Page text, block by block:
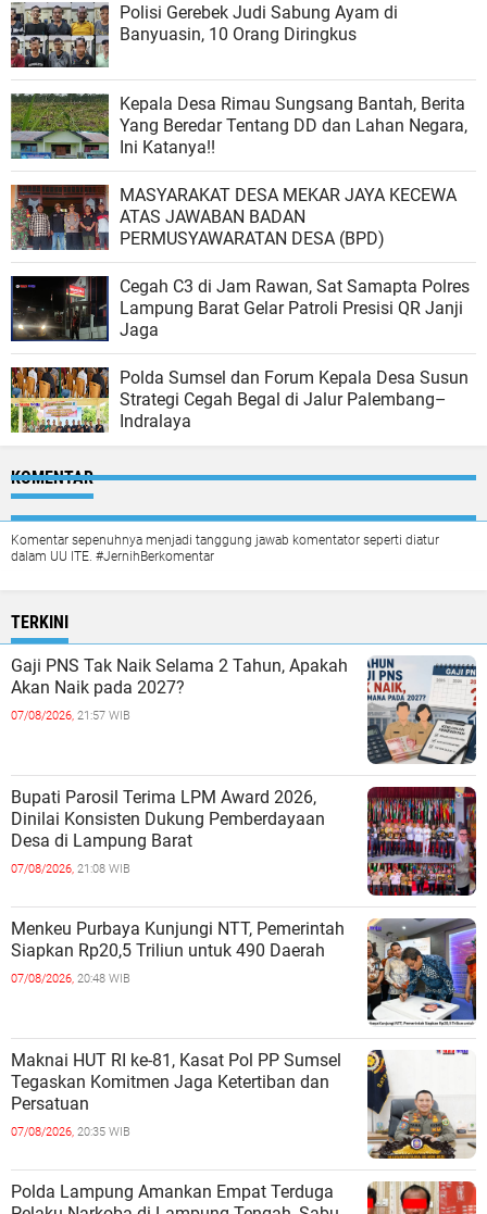
Polisi Gerebek Judi Sabung Ayam di
Banyuasin, 10 Orang Diringkus
Kepala Desa Rimau Sungsang Bantah, Berita
Yang Beredar Tentang DD dan Lahan Negara,
Ini Katanya!!
MASYARAKAT DESA MEKAR JAYA KECEWA
ATAS JAWABAN BADAN
PERMUSYAWARATAN DESA (BPD)
Cegah C3 di Jam Rawan, Sat Samapta Polres
Lampung Barat Gelar Patroli Presisi QR Janji
Jaga
Polda Sumsel dan Forum Kepala Desa Susun
Strategi Cegah Begal di Jalur Palembang–
Indralaya
KOMENTAR
Komentar sepenuhnya menjadi tanggung jawab komentator seperti diatur
dalam UU ITE. #JernihBerkomentar
TERKINI
Gaji PNS Tak Naik Selama 2 Tahun, Apakah
Akan Naik pada 2027?
07/08/2026, 21:57 WIB
Bupati Parosil Terima LPM Award 2026,
Dinilai Konsisten Dukung Pemberdayaan
Desa di Lampung Barat
07/08/2026, 21:08 WIB
Menkeu Purbaya Kunjungi NTT, Pemerintah
Siapkan Rp20,5 Triliun untuk 490 Daerah
07/08/2026, 20:48 WIB
Maknai HUT RI ke-81, Kasat Pol PP Sumsel
Tegaskan Komitmen Jaga Ketertiban dan
Persatuan
07/08/2026, 20:35 WIB
Polda Lampung Amankan Empat Terduga